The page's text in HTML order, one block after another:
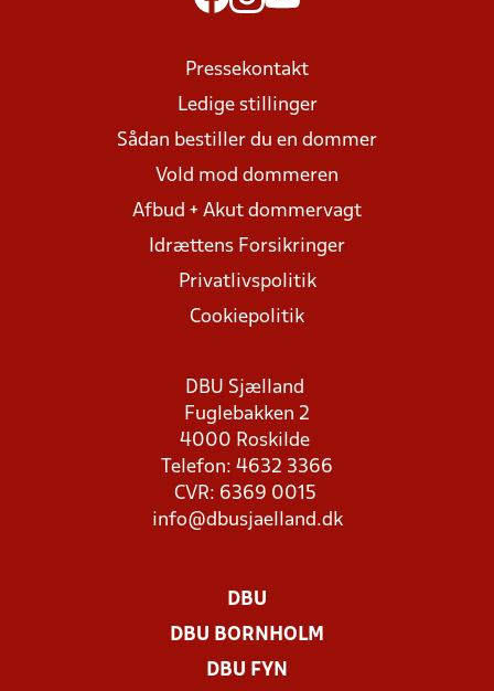
Pressekontakt
Ledige stillinger
Sådan bestiller du en dommer
Vold mod dommeren
Afbud + Akut dommervagt
Idrættens Forsikringer
Privatlivspolitik
Cookiepolitik
DBU Sjælland
Fuglebakken 2
4000 Roskilde
Telefon: 4632 3366
CVR: 6369 0015
info@dbusjaelland.dk
DBU
DBU BORNHOLM
DBU FYN